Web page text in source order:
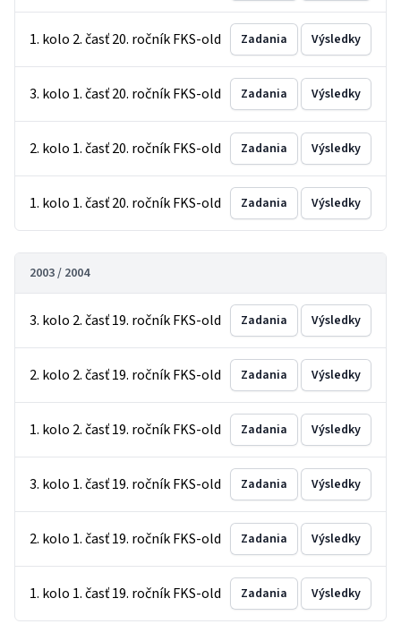
1. kolo 2. časť 20. ročník FKS-old Zadania Výsledky
3. kolo 1. časť 20. ročník FKS-old Zadania Výsledky
2. kolo 1. časť 20. ročník FKS-old Zadania Výsledky
1. kolo 1. časť 20. ročník FKS-old Zadania Výsledky
2003 / 2004
3. kolo 2. časť 19. ročník FKS-old Zadania Výsledky
2. kolo 2. časť 19. ročník FKS-old Zadania Výsledky
1. kolo 2. časť 19. ročník FKS-old Zadania Výsledky
3. kolo 1. časť 19. ročník FKS-old Zadania Výsledky
2. kolo 1. časť 19. ročník FKS-old Zadania Výsledky
1. kolo 1. časť 19. ročník FKS-old Zadania Výsledky